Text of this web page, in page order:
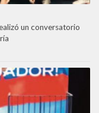
un conversatorio